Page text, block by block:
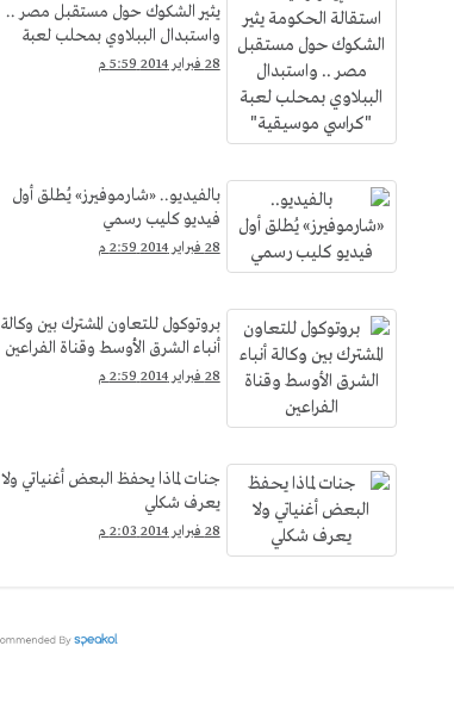
يثير الشكوك حول مستقبل مصر ..
واستبدال الببلاوي بمحلب لعبة
"كراسي موسيقية"
28 فبراير 2014 5:59 م
بالفيديو.. «شارموفيرز» يُطلق أول
فيديو كليب رسمي
28 فبراير 2014 2:59 م
بروتوكول للتعاون المشترك بين وكالة
أنباء الشرق الأوسط وقناة الفراعين
28 فبراير 2014 2:59 م
جنات لماذا يحفظ البعض أغنياتي ولا
يعرف شكلي
28 فبراير 2014 2:03 م